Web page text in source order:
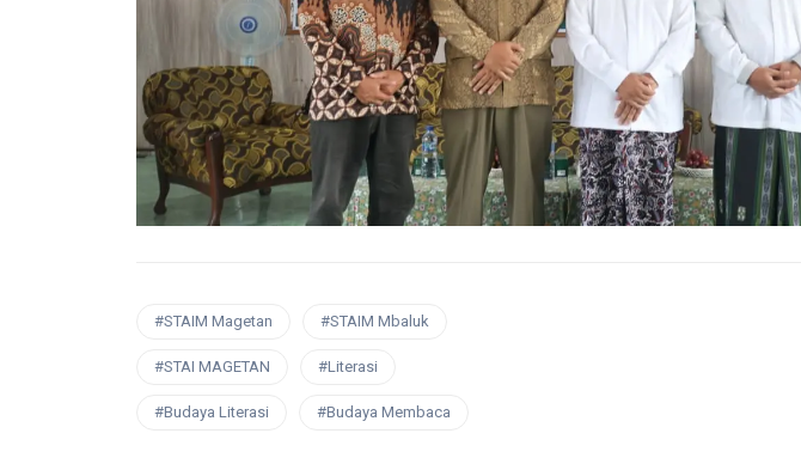
#STAIM Magetan #STAIM Mbaluk
#STAI MAGETAN #Literasi
#Budaya Literasi #Budaya Membaca